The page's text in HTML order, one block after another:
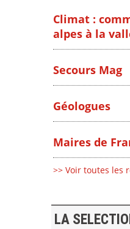
Climat :
alpes à la
Secours Mag
Géologues
Maires de
>> Voir toutes les
LA